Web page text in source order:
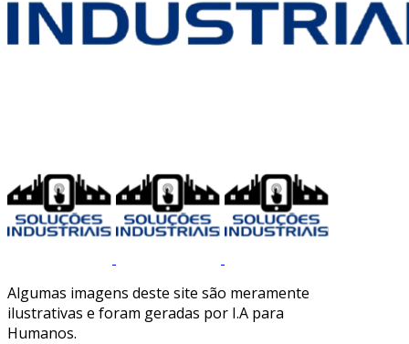
Algumas imagens deste site são meramente
ilustrativas e foram geradas por I.A para
Humanos.